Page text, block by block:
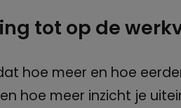
tot op de
hoe meer en hoe
hoe meer inzicht je